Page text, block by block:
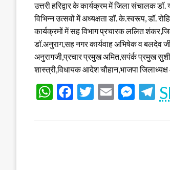
उत्तरी हरिद्वार के कार्यक्रम में जिला संचालक डॉ.
विभिन्न उत्सवों में अध्यक्षता डॉ. के.स्वरूप, डॉ.
कार्यक्रमों में सह विभाग प्रचारक ललित
डॉ.अनुराग,सह नगर कार्यवाह अभिषेक व बलदेव
अनुरागजी,प्रचार प्रमुख अमित,सपंर्क प्रमुख
शास्त्री,विधायक आदेश चौहान,भाजपा
WhatsApp
Facebook
Twitter
Email